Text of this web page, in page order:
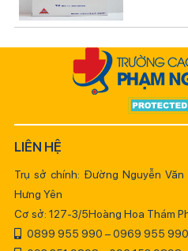
LIÊN HỆ
Trụ sở chính: Đường Nguyễn
Hưng Yên
Cơ sở: 127-3/5Hoàng Hoa Thám
0899 955 990 – 0969 955 990